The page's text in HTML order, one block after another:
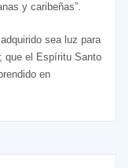
y caribeñas”.
sea luz para
que el Espíritu Santo
en